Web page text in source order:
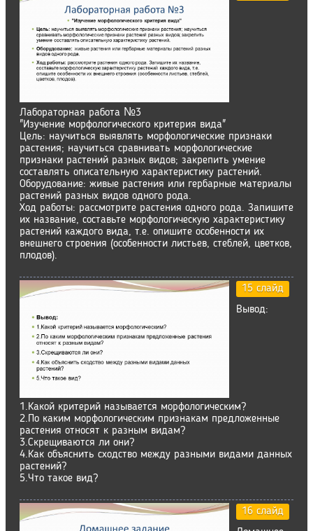
Лабораторная работа №3
"Изучение морфологического критерия вида"
Цель: научиться выявлять морфологические признаки
растения; научиться сравнивать морфологические
признаки растений разных видов; закрепить умение
составлять описательную характеристику растений.
Оборудование: живые растения или гербарные материалы
растений разных видов одного рода.
Ход работы: рассмотрите растения одного рода. Запишите
их название, составьте морфологическую характеристику
растений каждого вида, т.е. опишите особенности их
внешнего строения (особенности листьев, стеблей, цветков,
плодов).
15 слайд
Вывод:
1.Какой критерий называется морфологическим?
2.По каким морфологическим признакам предложенные
растения относят к разным видам?
3.Скрещиваются ли они?
4.Как объяснить сходство между разными видами данных
растений?
5.Что такое вид?
16 слайд